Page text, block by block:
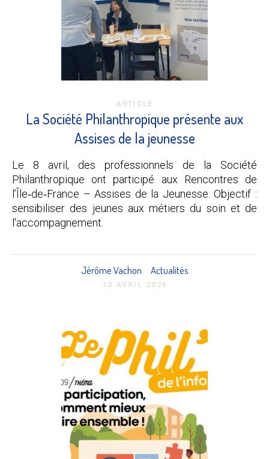
ARTICLE
La Société Philanthropique présente aux
Assises de la jeunesse
Le 8 avril, des professionnels de la Société
Philanthropique ont participé aux Rencontres de
l’Île‑de‑France – Assises de la Jeunesse. Objectif :
sensibiliser des jeunes aux métiers du soin et de
l'accompagnement.
Jérôme Vachon Actualités
10 AVRIL 2026